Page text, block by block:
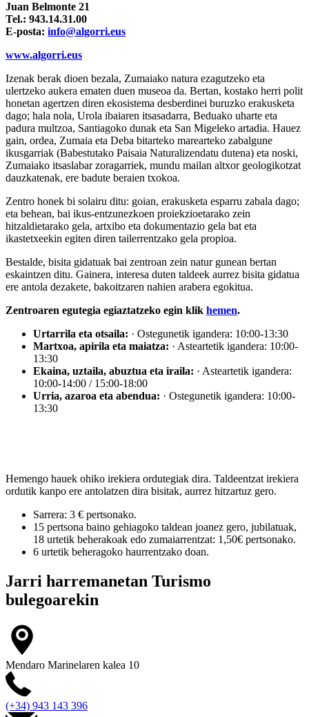
Juan Belmonte 21
Tel.: 943.14.31.00
E-posta: info@algorri.eus
www.algorri.eus
Izenak berak dioen bezala, Zumaiako natura ezagutzeko eta
ulertzeko aukera ematen duen museoa da. Bertan, kostako herri polit
honetan agertzen diren ekosistema desberdinei buruzko erakusketa
dago; hala nola, Urola ibaiaren itsasadarra, Beduako uharte eta
padura multzoa, Santiagoko dunak eta San Migeleko artadia. Hauez
gain, ordea, Zumaia eta Deba bitarteko marearteko zabalgune
ikusgarriak (Babestutako Paisaia Naturalizendatu dutena) eta noski,
Zumaiako itsaslabar zoragarriek, mundu mailan altxor geologikotzat
dauzkatenak, ere badute beraien txokoa.
Zentro honek bi solairu ditu: goian, erakusketa esparru zabala dago;
eta behean, bai ikus-entzunezkoen proiekzioetarako zein
hitzaldietarako gela, artxibo eta dokumentazio gela bat eta
ikastetxeekin egiten diren tailerrentzako gela propioa.
Bestalde, bisita gidatuak bai zentroan zein natur gunean bertan
eskaintzen ditu. Gainera, interesa duten taldeek aurrez bisita gidatua
ere antola dezakete, bakoitzaren nahien arabera egokitua.
Zentroaren egutegia egiaztatzeko egin klik hemen.
Urtarrila eta otsaila: · Ostegunetik igandera: 10:00-13:30
Martxoa, apirila eta maiatza: · Asteartetik igandera: 10:00-
13:30
Ekaina, uztaila, abuztua eta iraila: · Asteartetik igandera:
10:00-14:00 / 15:00-18:00
Urria, azaroa eta abendua: · Ostegunetik igandera: 10:00-
13:30
Hemengo hauek ohiko irekiera ordutegiak dira. Taldeentzat irekiera
ordutik kanpo ere antolatzen dira bisitak, aurrez hitzartuz gero.
Sarrera: 3 € pertsonako.
15 pertsona baino gehiagoko taldean joanez gero, jubilatuak,
18 urtetik beherakoak edo zumaiarrentzat: 1,50€ pertsonako.
6 urtetik beheragoko haurrentzako doan.
Jarri harremanetan Turismo
bulegoarekin
Mendaro Marinelaren kalea 10
(+34) 943 143 396